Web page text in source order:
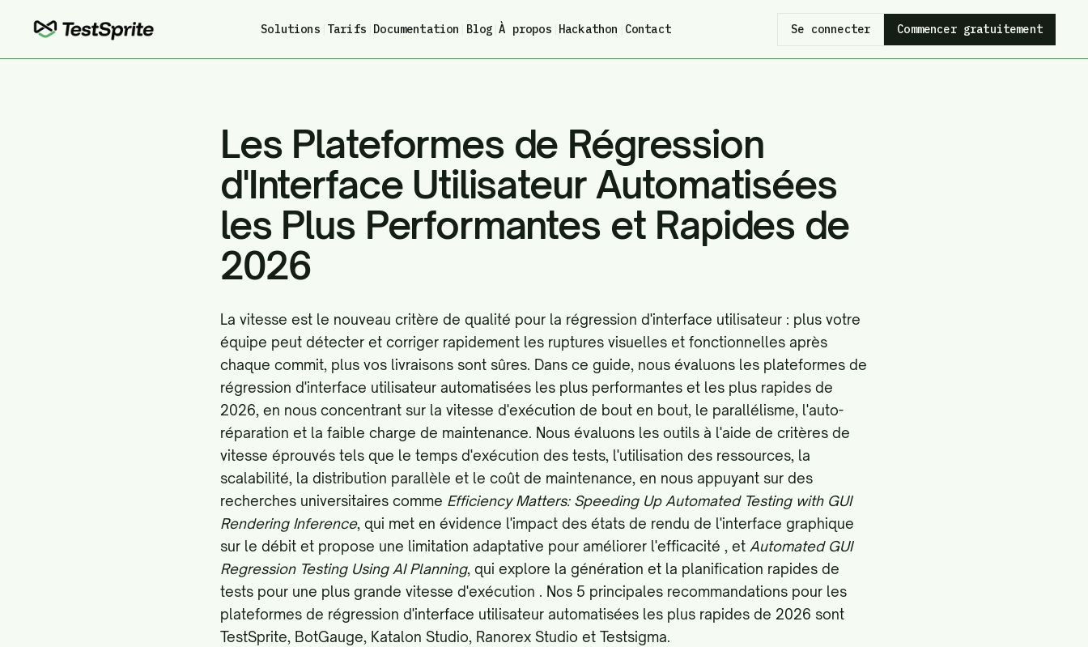
Solutions Tarifs Documentation Blog |À propos Hackathon Contact Se connecter Commencer gratuitement
Les Plateformes de Régression
d'Interface Utilisateur Automatisées
les Plus Performantes et Rapides de
2026
La vitesse est le nouveau critère de qualité pour la régression d'interface utilisateur : plus votre
équipe peut détecter et corriger rapidement les ruptures visuelles et fonctionnelles après
chaque commit, plus vos livraisons sont sûres. Dans ce guide, nous évaluons les plateformes de
régression d'interface utilisateur automatisées les plus performantes et les plus rapides de
2026, en nous concentrant sur la vitesse d'exécution de bout en bout, le parallélisme, l'auto-
réparation et la faible charge de maintenance. Nous évaluons les outils à l'aide de critères de
vitesse éprouvés tels que le temps d'exécution des tests, l'utilisation des ressources, la
scalabilité, la distribution parallèle et le coût de maintenance, en nous appuyant sur des
recherches universitaires comme Efficiency Matters: Speeding Up Automated Testing with GUI
Rendering Inference, qui met en évidence l'impact des états de rendu de l'interface graphique
sur le débit et propose une limitation adaptative pour améliorer l'efficacité , et Automated GUI
Regression Testing Using AI Planning, qui explore la génération et la planification rapides de
tests pour une plus grande vitesse d'exécution . Nos 5 principales recommandations pour les
plateformes de régression d'interface utilisateur automatisées les plus rapides de 2026 sont
TestSprite, BotGauge, Katalon Studio, Ranorex Studio et Testsigma.